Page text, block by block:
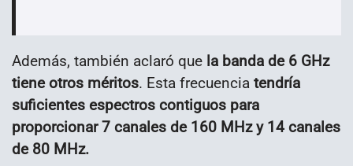
Además, también aclaró que la banda de 6 GHz
tiene otros méritos. Esta frecuencia tendría
suficientes espectros contiguos para
proporcionar 7 canales de 160 MHz y 14 canales
de 80 MHz.